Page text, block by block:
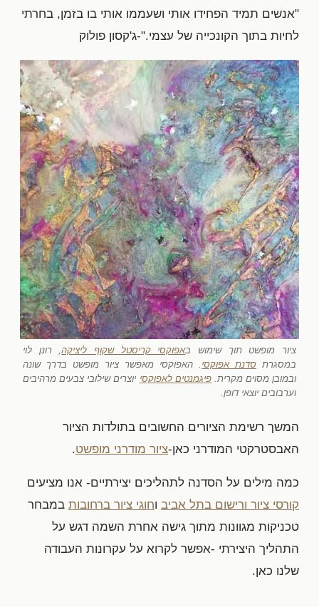
"אנשים תמיד הפחידו אותי ושעממו אותי בו בזמן, בחרתי
לחיות בתוך הקונכייה של עצמי."-ג'קסון פולוק
ציור מופשט תוך שימוש באפוקסי קריסטל שקוף ליציקה, רונן לוי
במסגרת סדנת אפוקסי . האפוקסי מאפשר ציור מופשט בדרך שונה
ובמובן מסוים מקרית.פיגמנטים לאפוקסי יוצרים שילובי צבעים מרהיבים
וערבובים יוצאי דופן.
המשך רשימת הציורים החשובים בתולדות הציור
האבסטרקטי המודרני כאן-ציור מודרני מופשט.
כמה מילים על הסדנה לתהליכים יצירתיים- אנו מציעים
קורסי ציור ורישום בתל אביב וחוגי ציור ברחובות במבחר
טכניקות מגוונות מתוך גישה אחרת השמה דגש על
התהליך היצירתי -אפשר לקרוא על עקרונות העבודה
שלנו כאן.